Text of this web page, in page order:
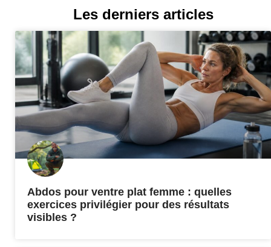
Les derniers articles
Abdos pour ventre plat femme : quelles
exercices privilégier pour des résultats
visibles ?